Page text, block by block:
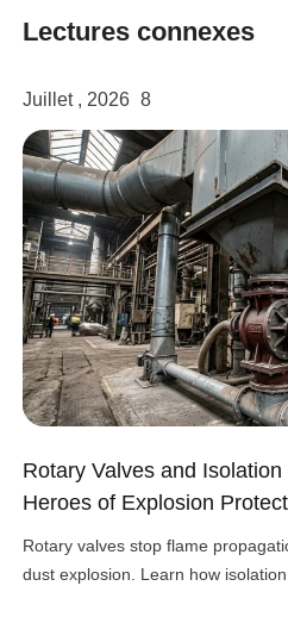
Lectures connexes
Juillet , 2026 8
Rotary Valves and
Heroes of Explosion
Rotary valves stop flame
dust explosion. Learn how